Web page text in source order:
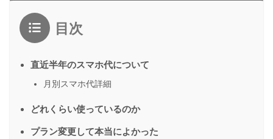
目次
直近半年のスマホ代について
月別スマホ代詳細
どれくらい使っているのか
プラン変更して本当によかった